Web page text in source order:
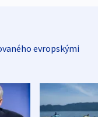
evropskými